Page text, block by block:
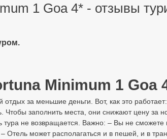
1 Goa 4* - отзывы
Minimum 1 Goa
за меньшие деньги. Вот, как это
Чтобы заполнить места, они снижают цену за
не возвращается. Важно: – Вы не сможете
Отель может располагаться и в пешей, и в